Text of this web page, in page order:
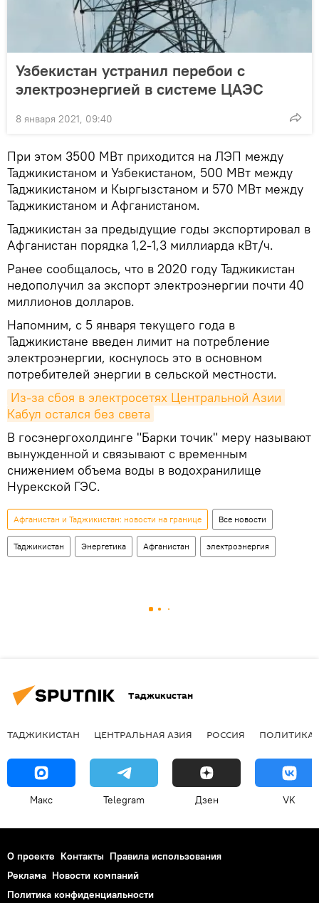
Узбекистан устранил перебои с
электроэнергией в системе ЦАЭС
8 января 2021, 09:40
При этом 3500 МВт приходится на ЛЭП между
Таджикистаном и Узбекистаном, 500 МВт между
Таджикистаном и Кыргызстаном и 570 МВт между
Таджикистаном и Афганистаном.
Таджикистан за предыдущие годы экспортировал в
Афганистан порядка 1,2-1,3 миллиарда кВт/ч.
Ранее сообщалось, что в 2020 году Таджикистан
недополучил за экспорт электроэнергии почти 40
миллионов долларов.
Напомним, с 5 января текущего года в
Таджикистане введен лимит на потребление
электроэнергии, коснулось это в основном
потребителей энергии в сельской местности.
Из-за сбоя в электросетях Центральной Азии
Кабул остался без света
В госэнергохолдинге "Барки точик" меру называют
вынужденной и связывают с временным
снижением объема воды в водохранилище
Нурекской ГЭС.
Афганистан и Таджикистан: новости на границе Все новости
Таджикистан Энергетика Афганистан электроэнергия
Таджикистан
ТАДЖИКИСТАН ЦЕНТРАЛЬНАЯ АЗИЯ РОССИЯ ПОЛИТИКА
Макс Telegram Дзен VK
О проекте Контакты Правила использования
Реклама Новости компаний
Политика конфиденциальности